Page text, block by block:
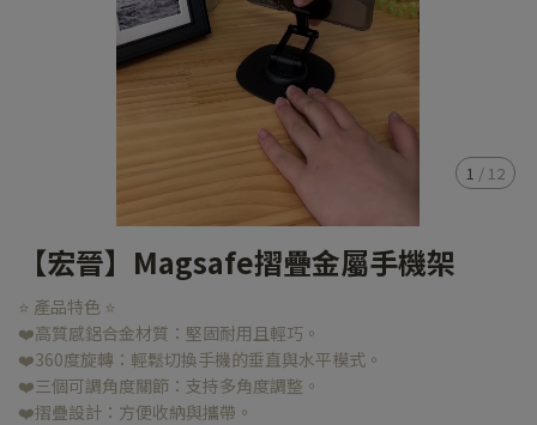
1 / 12
【宏晉】Magsafe摺疊金屬手機架
⭐ 產品特色 ⭐
❤️高質感鋁合金材質：堅固耐用且輕巧。
❤️360度旋轉：輕鬆切換手機的垂直與水平模式。
❤️三個可調角度關節：支持多角度調整。
❤️摺疊設計：方便收納與攜帶。